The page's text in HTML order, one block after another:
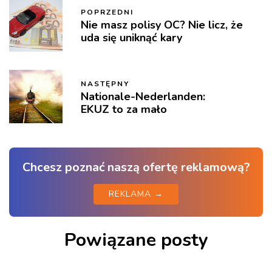
POPRZEDNI
Nie masz polisy OC? Nie licz, że
uda się uniknąć kary
NASTĘPNY
Nationale-Nederlanden:
EKUZ to za mało
Chcesz poznać naszą ofertę reklamową?
REKLAMA →
Powiązane posty